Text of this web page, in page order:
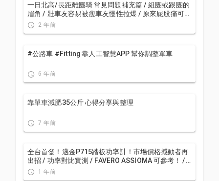
一日北高/長距離團騎 常見問題補充篇 / 組團或跟團的
眉角 / 壯車友容易被瘦車友慢性拉爆 / 原來屁股痛可能
是這個原因...？ / 風場配速法 / 公路車 / CT Yeh
2 年前
#公路車 #Fitting 靠人工智慧APP 幫你調整單車
6 年前
靠單車減肥35公斤 心得分享與整理
7 年前
全台首發！邁金P715踏板功率計！市場價格撼動者再
出招 / 功率對比實測 / FAVERO ASSIOMA 可參考！ /
公路車 / CT Yeh
1 年前